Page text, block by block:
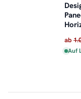
ab
Auf